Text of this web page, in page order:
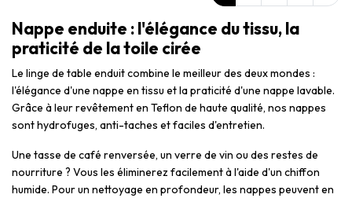
Nappe enduite : l'élégance du tissu, la
praticité de la toile cirée
Le linge de table enduit combine le meilleur des deux mondes :
l'élégance d'une nappe en tissu et la praticité d'une nappe lavable.
Grâce à leur revêtement en Teflon de haute qualité, nos nappes
sont hydrofuges, anti-taches et faciles d'entretien.
Une tasse de café renversée, un verre de vin ou des restes de
nourriture ? Vous les éliminerez facilement à l'aide d'un chiffon
humide. Pour un nettoyage en profondeur, les nappes peuvent en